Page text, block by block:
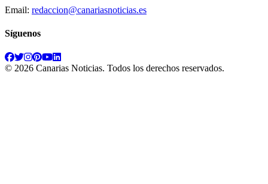
Email: redaccion@canariasnoticias.es
Síguenos
© 2026 Canarias Noticias. Todos los derechos reservados.